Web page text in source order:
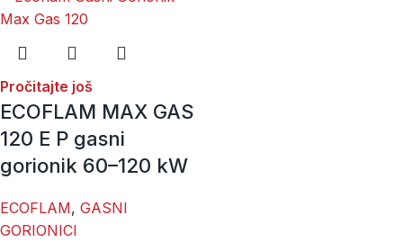
Pročitajte još
ECOFLAM MAX GAS
120 E P gasni
gorionik 60–120 kW
ECOFLAM, GASNI
GORIONICI